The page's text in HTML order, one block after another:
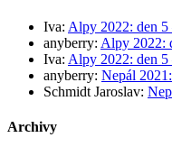
Iva: Alpy 2022: den 5
anyberry: Alpy 2022:
Iva: Alpy 2022: den 5
anyberry: Nepál
Schmidt Jaroslav:
Archivy